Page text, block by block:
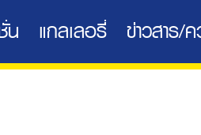
น แกลเลอรี่ ข่าวสาร/